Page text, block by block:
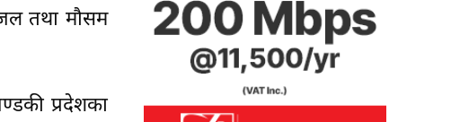
तथा मौसम
प्रदेशका